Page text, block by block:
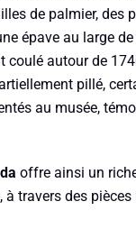
de palmier, des
épave au large de
coulé autour de
pillé,
au musée,
offre ainsi un
à travers des